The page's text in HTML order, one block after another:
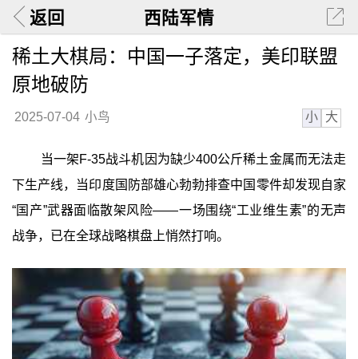
返回 西陆军情
稀土大棋局：中国一子落定，美印联盟
原地破防
2025-07-04 小鸟 小 大
当一架F-35战斗机因为缺少400公斤稀土金属而无法走
下生产线，当印度国防部雄心勃勃排查中国零件却发现自家
“国产”武器面临散架风险——一场围绕“工业维生素”的无声
战争，已在全球战略棋盘上悄然打响。